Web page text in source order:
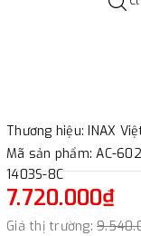
Thương hiệu: INAX
Mã sản phẩm: AC-
1403S-8C
7.720.000₫
Giá thị trường: